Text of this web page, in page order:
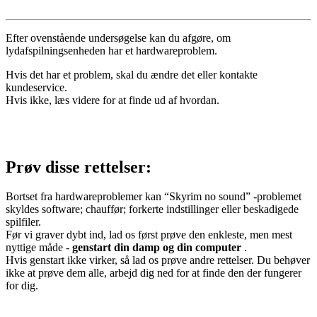
Efter ovenstående undersøgelse kan du afgøre, om
lydafspilningsenheden har et hardwareproblem.
Hvis det har et problem, skal du ændre det eller kontakte
kundeservice.
Hvis ikke, læs videre for at finde ud af hvordan.
Prøv disse rettelser:
Bortset fra hardwareproblemer kan “Skyrim no sound” -problemet
skyldes software; chauffør; forkerte indstillinger eller beskadigede
spilfiler.
Før vi graver dybt ind, lad os først prøve den enkleste, men mest
nyttige måde - genstart din damp og din computer .
Hvis genstart ikke virker, så lad os prøve andre rettelser. Du behøver
ikke at prøve dem alle, arbejd dig ned for at finde den der fungerer
for dig.